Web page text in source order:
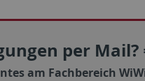
per
am Fachbereich